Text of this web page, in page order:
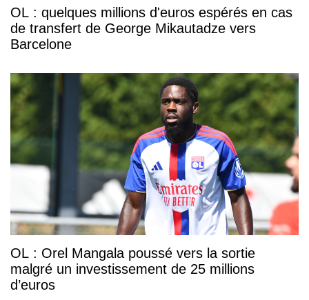
OL : quelques millions d'euros espérés en cas
de transfert de George Mikautadze vers
Barcelone
OL : Orel Mangala poussé vers la sortie
malgré un investissement de 25 millions
d’euros